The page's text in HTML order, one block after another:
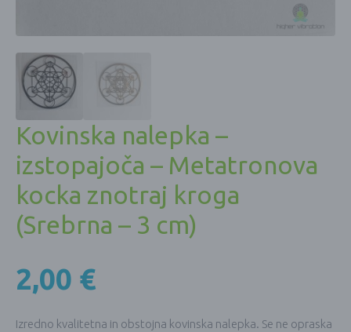
Kovinska nalepka –
izstopajoča – Metatronova
kocka znotraj kroga
(Srebrna – 3 cm)
2,00 €
Izredno kvalitetna in obstojna kovinska nalepka. Se ne opraska